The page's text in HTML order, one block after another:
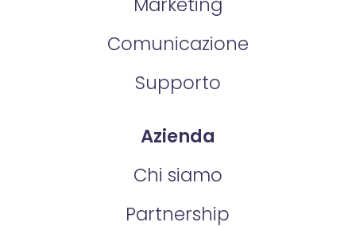
Comunicazione
Supporto
Azienda
Chi siamo
Partnership